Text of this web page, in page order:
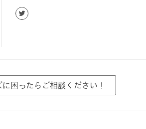
困ったらご相談ください！